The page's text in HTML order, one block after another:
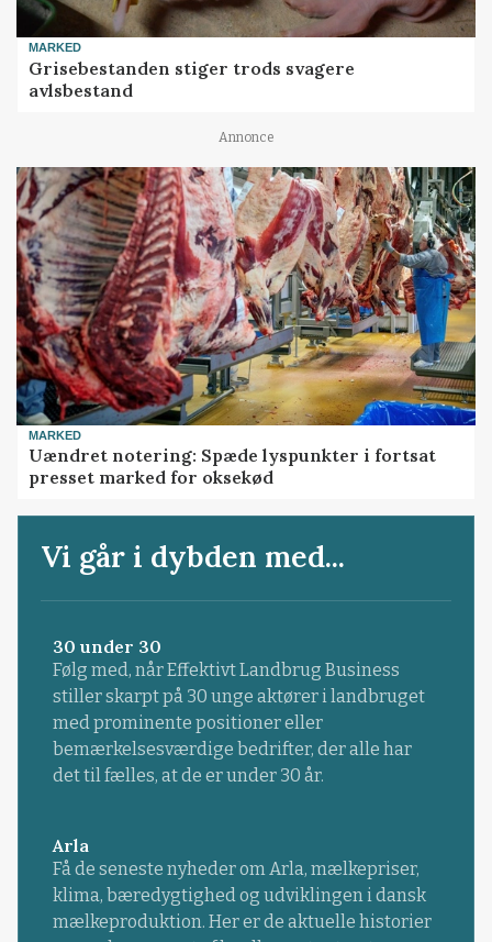
MARKED
Grisebestanden stiger trods svagere
avlsbestand
Annonce
MARKED
Uændret notering: Spæde lyspunkter i fortsat
presset marked for oksekød
Vi går i dybden med...
30 under 30
Følg med, når Effektivt Landbrug Business
stiller skarpt på 30 unge aktører i landbruget
med prominente positioner eller
bemærkelsesværdige bedrifter, der alle har
det til fælles, at de er under 30 år.
Arla
Få de seneste nyheder om Arla, mælkepriser,
klima, bæredygtighed og udviklingen i dansk
mælkeproduktion. Her er de aktuelle historier